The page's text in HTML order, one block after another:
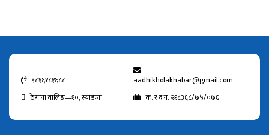
९८१६१८१६८८
aadhikholakhabar@gmail.com
ठेगाना वालिङ—१०, स्याङजा
क. र द नं. २१८३६८/७५/०७६